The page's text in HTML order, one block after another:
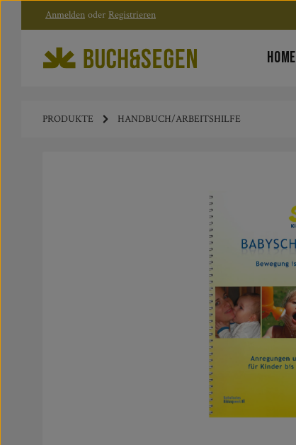
Zum Hauptinhalt springen
Zur Hauptnavigation springen
Anmelden oder Registrieren
HOME
PRODUKTE HANDBUCH/ARBEITSHILFE